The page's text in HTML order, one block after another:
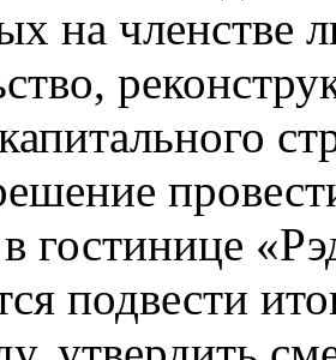
на членстве
гостинице
подвести